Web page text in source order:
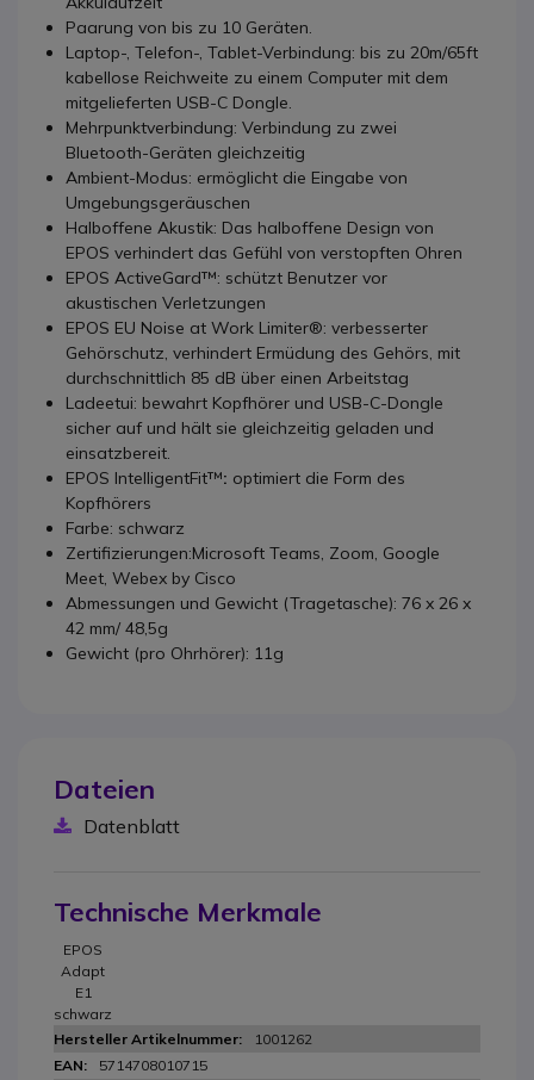
Paarung von bis zu 10 Geräten.
Laptop-, Telefon-, Tablet-Verbindung: bis zu 20m/65ft
kabellose Reichweite zu einem Computer mit dem
mitgelieferten USB-C Dongle.
Mehrpunktverbindung: Verbindung zu zwei
Bluetooth-Geräten gleichzeitig
Ambient-Modus: ermöglicht die Eingabe von
Umgebungsgeräuschen
Halboffene Akustik: Das halboffene Design von
EPOS verhindert das Gefühl von verstopften Ohren
EPOS ActiveGard™: schützt Benutzer vor
akustischen Verletzungen
EPOS EU Noise at Work Limiter®: verbesserter
Gehörschutz, verhindert Ermüdung des Gehörs, mit
durchschnittlich 85 dB über einen Arbeitstag
Ladeetui: bewahrt Kopfhörer und USB-C-Dongle
sicher auf und hält sie gleichzeitig geladen und
einsatzbereit.
EPOS IntelligentFit™: optimiert die Form des
Kopfhörers
Farbe: schwarz
Zertifizierungen:Microsoft Teams, Zoom, Google
Meet, Webex by Cisco
Abmessungen und Gewicht (Tragetasche): 76 x 26 x
42 mm/ 48,5g
Gewicht (pro Ohrhörer): 11g
Dateien
Datenblatt
Technische Merkmale
EPOS
Adapt
E1
schwarz
1001262
5714708010715